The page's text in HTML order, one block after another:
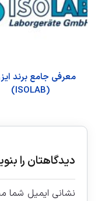
معرفی جامع برند
(ISOLAB)
دیدگاهتان را
نشانی ایمیل شما